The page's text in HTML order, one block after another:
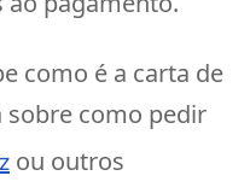
como é a carta de
sobre como pedir
ou outros